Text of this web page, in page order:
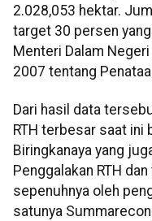
2.028,053 hektar.
target 30 persen
Menteri Dalam
2007 tentang
Dari hasil data
RTH terbesar saat ini
Biringkanaya yang
Penggalakan RTH
sepenuhnya oleh
satunya